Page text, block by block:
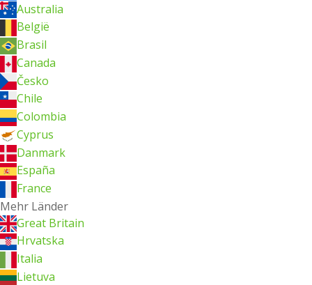
Australia
België
Brasil
Canada
Česko
Chile
Colombia
Cyprus
Danmark
España
France
Mehr Länder
Great Britain
Hrvatska
Italia
Lietuva